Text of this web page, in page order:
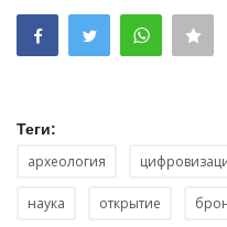
Теги:
археология
наука открытие